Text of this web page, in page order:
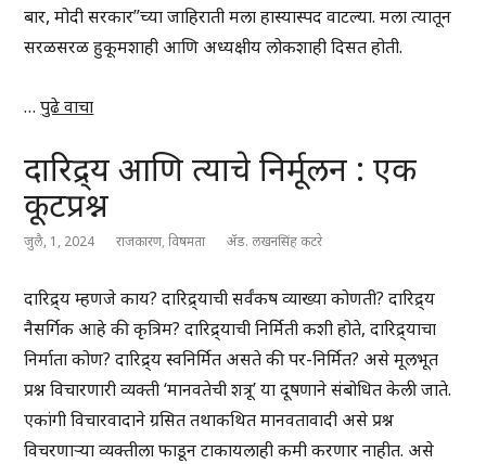
बार, मोदी सरकार”च्या जाहिराती मला हास्यास्पद वाटल्या. मला त्यातून
सरळसरळ हुकूमशाही आणि अध्यक्षीय लोकशाही दिसत होती.
…पुढे वाचा
दारिद्र्य आणि त्याचे निर्मूलन : एक
कूटप्रश्न
जुलै, 1, 2024 राजकारण,विषमता ॲड. लखनसिंह कटरे
दारिद्र्य म्हणजे काय? दारिद्र्याची सर्वंकष व्याख्या कोणती? दारिद्र्य
नैसर्गिक आहे की कृत्रिम? दारिद्र्याची निर्मिती कशी होते, दारिद्र्याचा
निर्माता कोण? दारिद्र्य स्वनिर्मित असते की पर-निर्मित? असे मूलभूत
प्रश्न विचारणारी व्यक्ती ‘मानवतेची शत्रू’ या दूषणाने संबोधित केली जाते.
एकांगी विचारवादाने ग्रसित तथाकथित मानवतावादी असे प्रश्न
विचरणार्‍या व्यक्तीला फाडून टाकायलाही कमी करणार नाहीत. असे